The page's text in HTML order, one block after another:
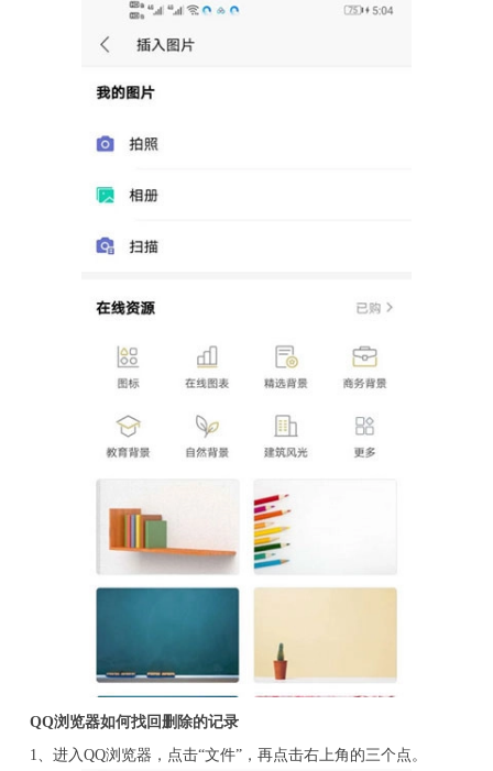
QQ浏览器如何找回删除的记录
1、进入QQ浏览器，点击“文件”，再点击右上角的三个点。